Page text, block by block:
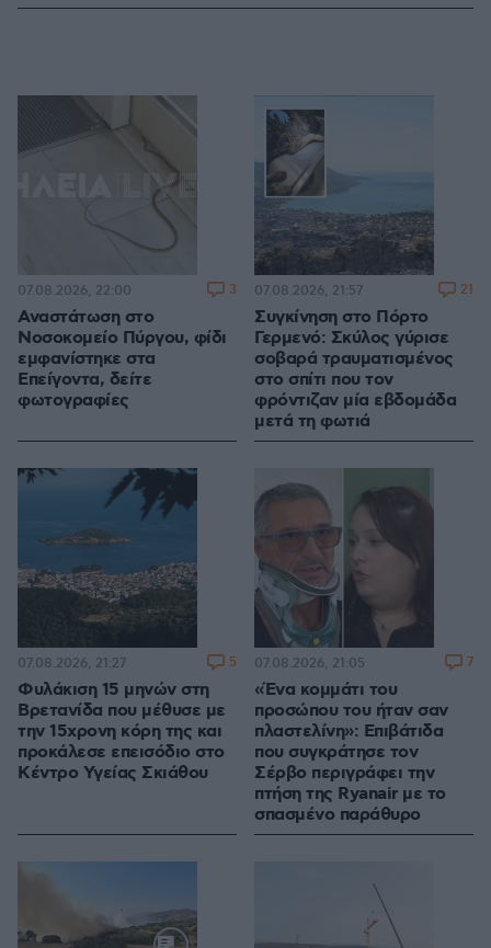
Αναστάτωση στο
Νοσοκομείο Πύργου, φίδι
εμφανίστηκε στα
Επείγοντα, δείτε
φωτογραφίες
07.08.2026, 22:00 3
Συγκίνηση στο Πόρτο
Γερμενό: Σκύλος γύρισε
σοβαρά τραυματισμένος
στο σπίτι που τον
φρόντιζαν μία εβδομάδα
μετά τη φωτιά
07.08.2026, 21:57 21
Φυλάκιση 15 μηνών στη
Βρετανίδα που μέθυσε με
την 15χρονη κόρη της και
προκάλεσε επεισόδιο στο
Κέντρο Υγείας Σκιάθου
07.08.2026, 21:27 5
«Ένα κομμάτι του
προσώπου του ήταν σαν
πλαστελίνη»: Επιβάτιδα
που συγκράτησε τον
Σέρβο περιγράφει την
πτήση της Ryanair με το
σπασμένο παράθυρο
07.08.2026, 21:05 7